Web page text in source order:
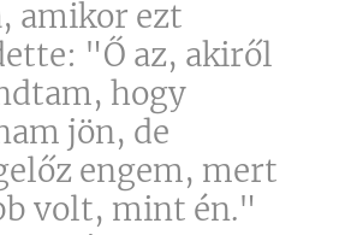
amikor ezt
"Ő az, akiről
hogy
jön, de
engem, mert
volt, mint én."